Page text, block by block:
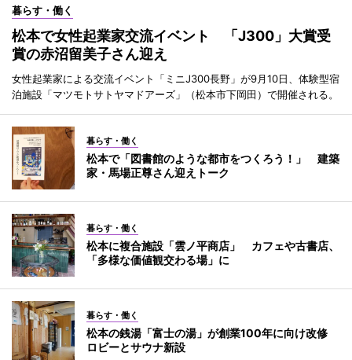
暮らす・働く
松本で女性起業家交流イベント 「J300」大賞受
賞の赤沼留美子さん迎え
女性起業家による交流イベント「ミニJ300長野」が9月10日、体験型宿
泊施設「マツモトサトヤマドアーズ」（松本市下岡田）で開催される。
暮らす・働く
松本で「図書館のような都市をつくろう！」 建築
家・馬場正尊さん迎えトーク
暮らす・働く
松本に複合施設「雲ノ平商店」 カフェや古書店、
「多様な価値観交わる場」に
暮らす・働く
松本の銭湯「富士の湯」が創業100年に向け改修
ロビーとサウナ新設